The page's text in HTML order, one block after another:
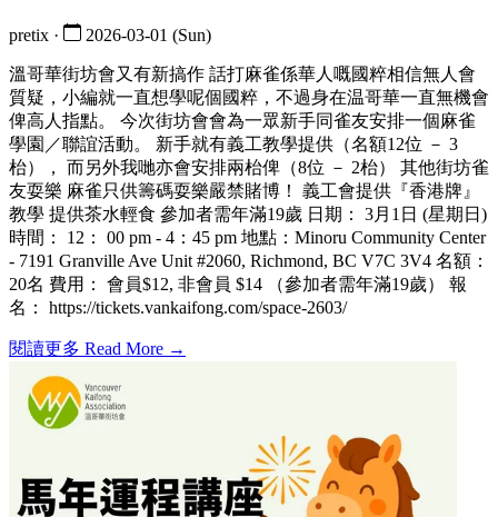
pretix · 2026-03-01 (Sun)
溫哥華街坊會又有新搞作 話打麻雀係華人嘅國粹相信無人會
質疑，小編就一直想學呢個國粹，不過身在温哥華一直無機會
俾高人指點。 今次街坊會會為一眾新手同雀友安排一個麻雀
學園／聯誼活動。 新手就有義工教學提供（名額12位 － 3
枱）， 而另外我哋亦會安排兩枱俾（8位 － 2枱） 其他街坊雀
友耍樂 麻雀只供籌碼耍樂嚴禁賭博！ 義工會提供『香港牌』
教學 提供茶水輕食 參加者需年滿19歲 日期： 3月1日 (星期日)
時間： 12： 00 pm - 4：45 pm 地點：Minoru Community Center
- 7191 Granville Ave Unit #2060, Richmond, BC V7C 3V4 名額：
20名 費用： 會員$12, 非會員 $14 （參加者需年滿19歲） 報
名： https://tickets.vankaifong.com/space-2603/
閱讀更多 Read More →